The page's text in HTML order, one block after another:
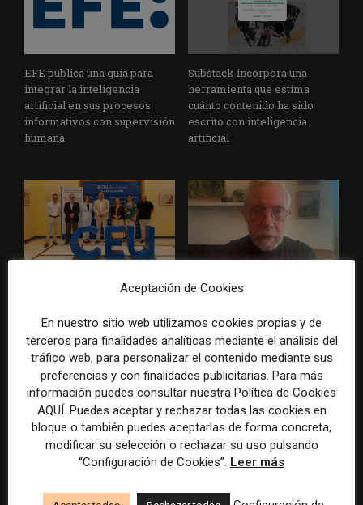
EFE publica una guía para
integrar la inteligencia
artificial en sus procesos
informativos con supervisión
humana
Substack incorpora una
herramienta que estima
cuánto contenido ha sido
escrito con inteligencia
artificial
La Universidad CEU
un informe con pautas para
informar sobre el suicidio
Paul Krugman alerta del
multimillonarios sobre los
medios y las plataformas
Aceptación de Cookies
En nuestro sitio web utilizamos cookies propias y de
terceros para finalidades analíticas mediante el análisis del
tráfico web, para personalizar el contenido mediante sus
preferencias y con finalidades publicitarias. Para más
información puedes consultar nuestra Política de Cookies
AQUÍ. Puedes aceptar y rechazar todas las cookies en
bloque o también puedes aceptarlas de forma concreta,
modificar su selección o rechazar su uso pulsando
“Configuración de Cookies”. Leer más